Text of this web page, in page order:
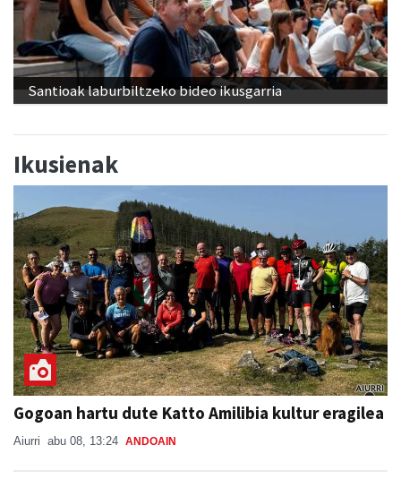
Santioak laburbiltzeko bideo ikusgarria
Ikusienak
Gogoan hartu dute Katto Amilibia kultur eragilea
Aiurri abu 08, 13:24 ANDOAIN